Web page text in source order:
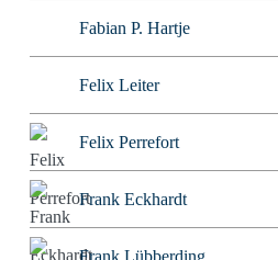
Fabian P. Hartje
Felix Leiter
Felix Perrefort
Frank Eckhardt
Frank Lübberding